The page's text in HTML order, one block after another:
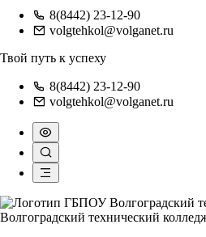
8(8442) 23-12-90
volgtehkol@volganet.ru
Твой путь к успеху
8(8442) 23-12-90
volgtehkol@volganet.ru
Волгоградский технический